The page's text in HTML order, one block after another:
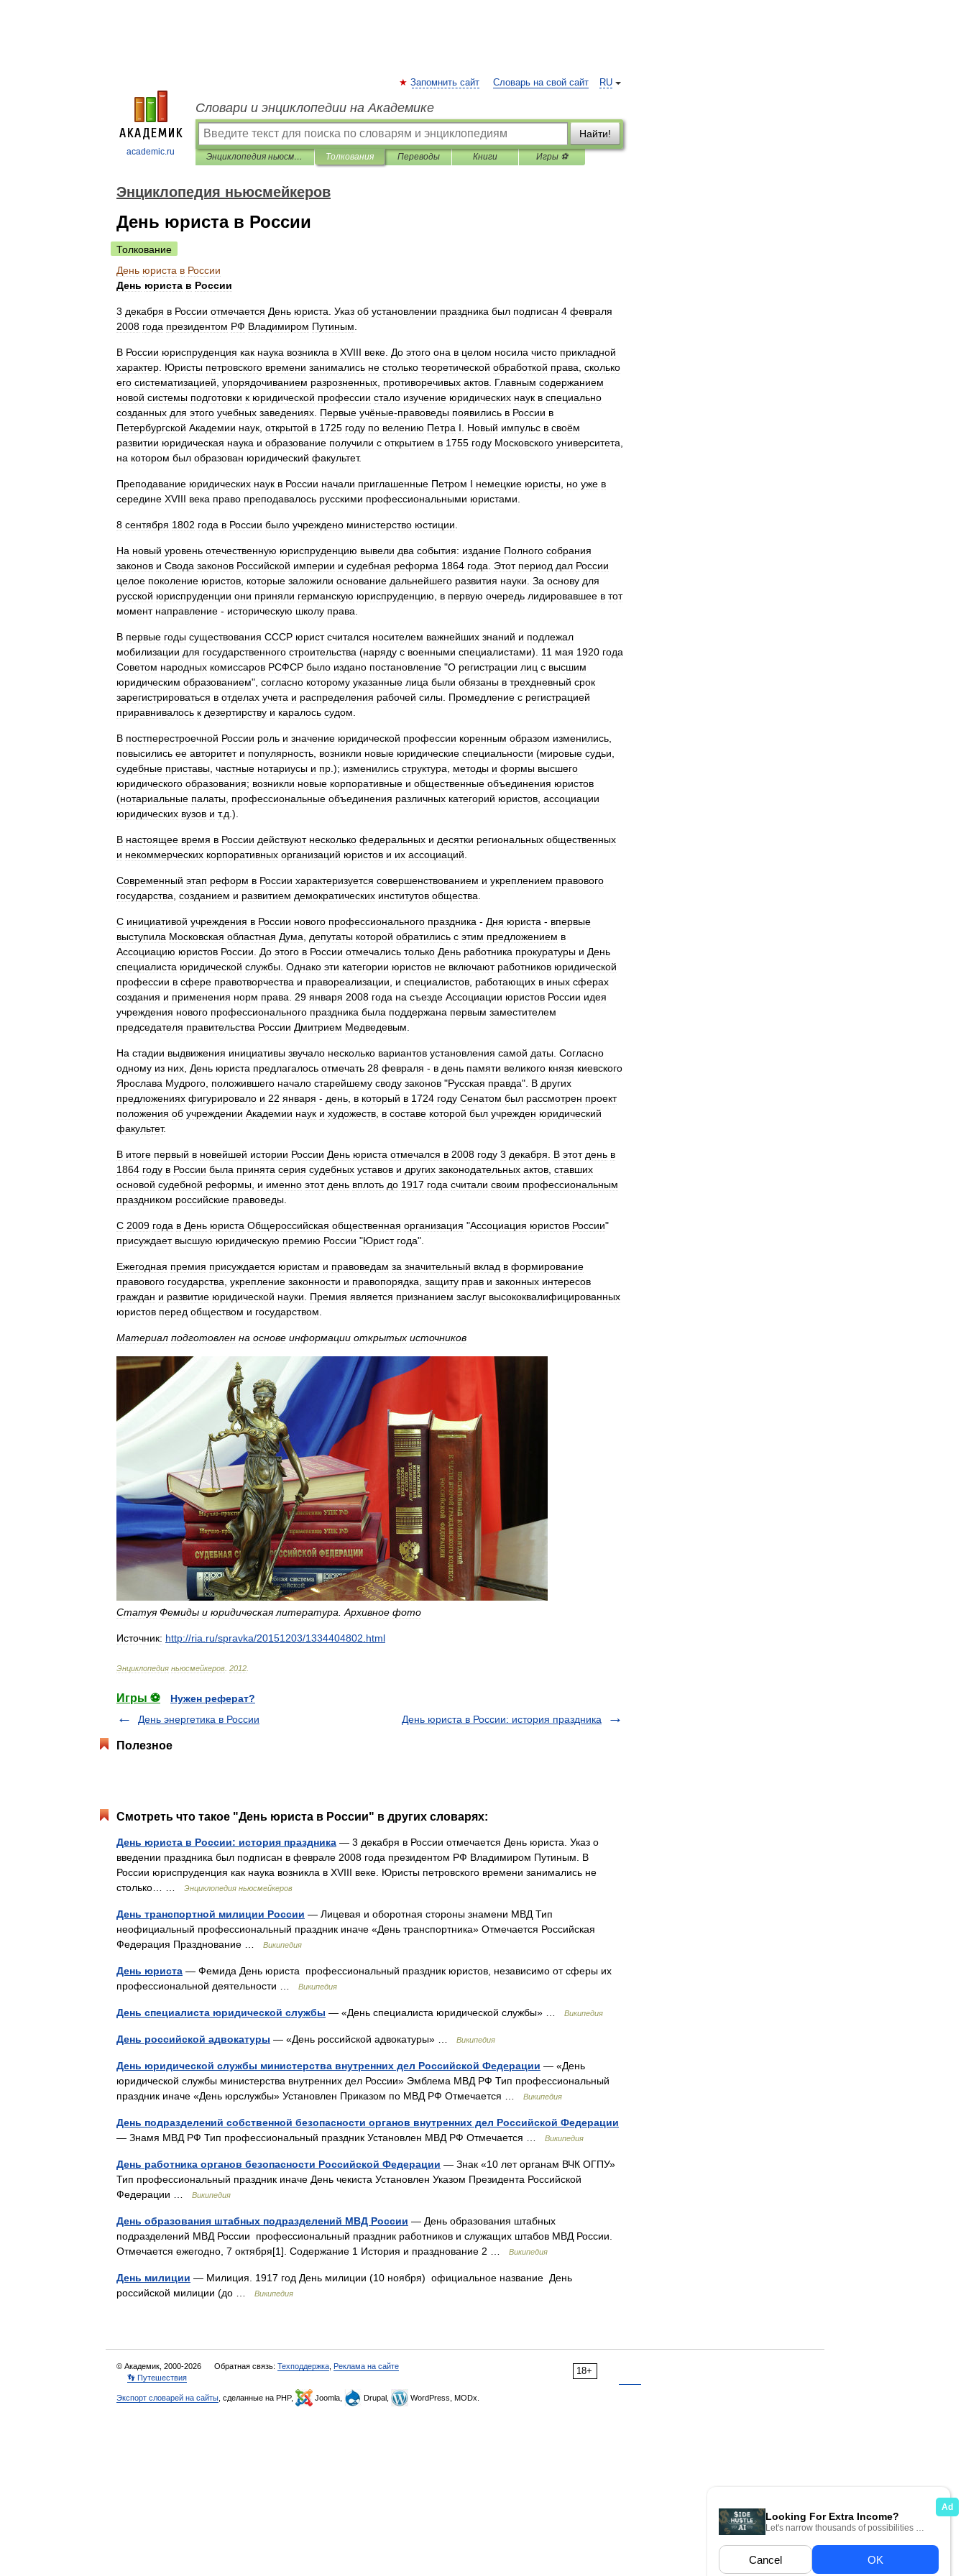
academic.ru
RU
Запомнить сайт Словарь на свой сайт
Словари и энциклопедии на Академике
Найти!
Энциклопедия ньюсмейкеров Толкования Переводы Книги Игры ⚽
Энциклопедия ньюсмейкеров
День юриста в России
Толкование
День юриста в России
День юриста в России
3 декабря в России отмечается День юриста Указ об установлении праздника был подписан 4 февраля
2008 года президентом РФ Владимиром Путиным
В России юриспруденция как наука возникла в XVIII веке До этого она в целом носила чисто прикладной
характер Юристы петровского времени занимались не столько теоретической обработкой права сколько
его систематизацией упорядочиванием разрозненных противоречивых актов Главным содержанием
новой системы подготовки к юридической профессии стало изучение юридических наук в специально
созданных для этого учебных заведениях Первые учёные-правоведы появились в России в
Петербургской Академии наук открытой в 1725 году по велению Петра I Новый импульс в своём
развитии юридическая наука и образование получили с открытием в 1755 году Московского университета
на котором был образован юридический факультет.
Преподавание юридических наук в России начали приглашенные Петром I немецкие юристы но уже в
середине XVIII века право преподавалось русскими профессиональными юристами
8 сентября 1802 года в России было учреждено министерство юстиции
На новый уровень отечественную юриспруденцию вывели два события: издание Полного собрания
законов и Свода законов Российской империи и судебная реформа 1864 года Этот период дал России
целое поколение юристов которые заложили основание дальнейшего развития науки За основу для
русской юриспруденции они приняли германскую юриспруденцию в первую очередь лидировавшее в тот
момент направление - историческую школу права
В первые годы существования СССР юрист считался носителем важнейших знаний и подлежал
мобилизации для государственного строительства (наряду с военными специалистами). 11 мая 1920 года
Советом народных комиссаров РСФСР было издано постановление "О регистрации лиц с высшим
юридическим образованием", согласно которому указанные лица были обязаны в трехдневный срок
зарегистрироваться в отделах учета и распределения рабочей силы Промедление с регистрацией
приравнивалось к дезертирству и каралось судом
В постперестроечной России роль и значение юридической профессии коренным образом изменились
повысились ее авторитет и популярность возникли новые юридические специальности (мировые судьи
судебные приставы частные нотариусы и пр .); изменились структура методы и формы высшего
юридического образования; возникли новые корпоративные и общественные объединения юристов
(нотариальные палаты профессиональные объединения различных категорий юристов ассоциации
юридических вузов и т.д .).
В настоящее время в России действуют несколько федеральных и десятки региональных общественных
и некоммерческих корпоративных организаций юристов и их ассоциаций
Современный этап реформ в России характеризуется совершенствованием и укреплением правового
государства созданием и развитием демократических институтов общества
С инициативой учреждения в России нового профессионального праздника - Дня юриста - впервые
выступила Московская областная Дума депутаты которой обратились с этим предложением в
Ассоциацию юристов России До этого в России отмечались только День работника прокуратуры и День
специалиста юридической службы Однако эти категории юристов не включают работников юридической
профессии в сфере правотворчества и правореализации и специалистов работающих в иных сферах
создания и применения норм права 29 января 2008 года на съезде Ассоциации юристов России идея
учреждения нового профессионального праздника была поддержана первым заместителем
председателя правительства России Дмитрием Медведевым
На стадии выдвижения инициативы звучало несколько вариантов установления самой даты Согласно
одному из них День юриста предлагалось отмечать 28 февраля - в день памяти великого князя киевского
Ярослава Мудрого положившего начало старейшему своду законов "Русская правда". В других
предложениях фигурировало и 22 января - день в который в 1724 году Сенатом был рассмотрен проект
положения об учреждении Академии наук и художеств в составе которой был учрежден юридический
факультет.
В итоге первый в новейшей истории России День юриста отмечался в 2008 году 3 декабря В этот день в
1864 году в России была принята серия судебных уставов и других законодательных актов ставших
основой судебной реформы и именно этот день вплоть до 1917 года считали своим профессиональным
праздником российские правоведы
С 2009 года в День юриста Общероссийская общественная организация "Ассоциация юристов России"
присуждает высшую юридическую премию России "Юрист года".
Ежегодная премия присуждается юристам и правоведам за значительный вклад в формирование
правового государства укрепление законности и правопорядка защиту прав и законных интересов
граждан и развитие юридической науки Премия является признанием заслуг высококвалифицированных
юристов перед обществом и государством
Материал подготовлен на основе информации открытых источников
Статуя Фемиды и юридическая литература Архивное фото
Источник: http://ria ru/spravka/20151203/1334404802 html
Энциклопедия ньюсмейкеров 2012
Игры ⚽
Нужен реферат?
День энергетика в России
День юриста в России: история праздника
Полезное
Смотреть что такое "День юриста в России" в других словарях:
День юриста в России: история праздника — 3 декабря в России отмечается День юриста. Указ о
введении праздника был подписан в феврале 2008 года президентом РФ Владимиром Путиным. В
России юриспруденция как наука возникла в XVIII веке. Юристы петровского времени занимались не
столько… …
Энциклопедия ньюсмейкеров
День транспортной милиции России — Лицевая и оборотная стороны знамени МВД Тип
неофициальный профессиональный праздник иначе «День транспортника» Отмечается Российская
Федерация Празднование …
Википедия
День юриста — Фемида День юриста профессиональный праздник юристов, независимо от сферы их
профессиональной деятельности …
Википедия
День специалиста юридической службы — «День специалиста юридической службы» … Википедия
День российской адвокатуры — «День российской адвокатуры» … Википедия
День юридической службы министерства внутренних дел Российской Федерации — «День
юридической службы министерства внутренних дел России» Эмблема МВД РФ Тип профессиональный
праздник иначе «День юрслужбы» Установлен Приказом по МВД РФ Отмечается …
Википедия
День подразделений собственной безопасности органов внутренних дел Российской Федерации
— Знамя МВД РФ Тип профессиональный праздник Установлен МВД РФ Отмечается …
Википедия
День работника органов безопасности Российской Федерации — Знак «10 лет органам ВЧК ОГПУ»
Тип профессиональный праздник иначе День чекиста Установлен Указом Президента Российской
Федерации …
Википедия
День образования штабных подразделений МВД России — День образования штабных
подразделений МВД России профессиональный праздник работников и служащих штабов МВД России.
Отмечается ежегодно, 7 октября[1]. Содержание 1 История и празднование 2 …
Википедия
День милиции — Милиция. 1917 год День милиции (10 ноября) официальное название День
российской милиции (до …
Википедия
18+
© Академик, 2000-2026 Обратная связь: Техподдержка Реклама на сайте
👣 Путешествия
Экспорт словарей на сайты , сделанные на PHP, Joomla, Drupal, WordPress, MODx.